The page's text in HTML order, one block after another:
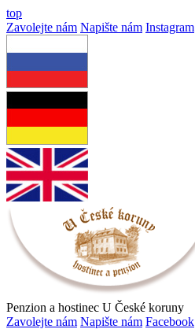
top
Zavolejte nám Napište nám Instagram
Penzion a hostinec U České koruny
Zavolejte nám Napište nám Facebook